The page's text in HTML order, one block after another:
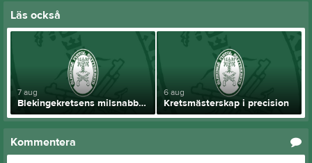
Läs också
7 aug
Blekingekretsens milsnabbserie
6 aug
Kretsmästerskap i precision
Kommentera